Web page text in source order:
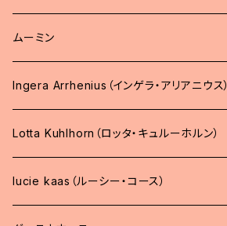
ムーミン
Ingera Arrhenius（インゲラ・アリアニウス）
Lotta Kuhlhorn（ロッタ・キュルーホルン）
lucie kaas（ルーシー・コース）